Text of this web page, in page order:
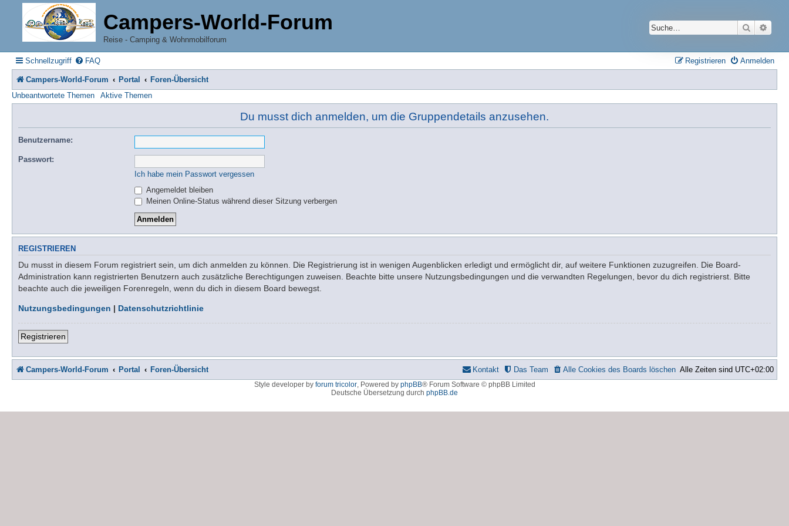
Campers-World-Forum
Reise - Camping & Wohnmobilforum
Suche
Schnellzugriff FAQ Anmelden
Registrieren
Campers-World-Forum Portal
Foren-Übersicht
Unbeantwortete Themen
Aktive Themen
Du musst dich anmelden, um die Gruppendetails anzusehen.
Benutzername:
Passwort:
Ich habe mein Passwort vergessen
Angemeldet bleiben
Meinen Online-Status während dieser Sitzung verbergen
REGISTRIEREN
Du musst in diesem Forum registriert sein, um dich anmelden zu können. Die Registrierung ist in wenigen Augenblicken erledigt und ermöglicht dir, auf weitere Funktionen zuzugreifen. Die Board-
Administration kann registrierten Benutzern auch zusätzliche Berechtigungen zuweisen. Beachte bitte unsere Nutzungsbedingungen und die verwandten Regelungen, bevor du dich registrierst. Bitte
beachte auch die jeweiligen Forenregeln, wenn du dich in diesem Board bewegst.
Nutzungsbedingungen | Datenschutzrichtlinie
Registrieren
Campers-World-Forum Portal Foren-Übersicht Alle Zeiten sind UTC+02:00
Alle Cookies des Boards löschen
Das Team
Kontakt
Style developer by forum tricolor, Powered by phpBB® Forum Software © phpBB Limited
Deutsche Übersetzung durch phpBB.de